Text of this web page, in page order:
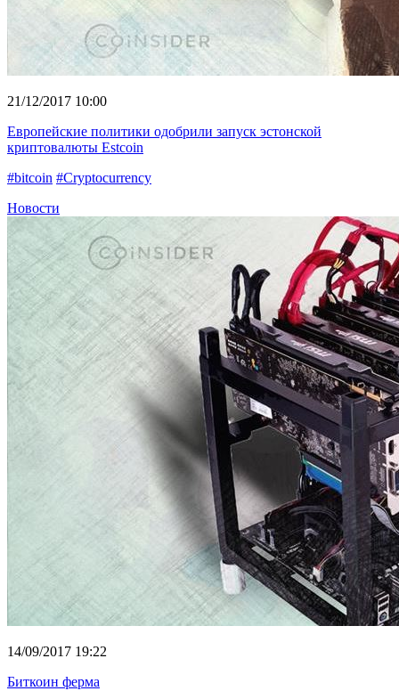
21/12/2017 10:00
Европейские политики одобрили запуск эстонской
криптовалюты Estcoin
#bitcoin #Cryptocurrency
Новости
14/09/2017 19:22
Биткоин ферма